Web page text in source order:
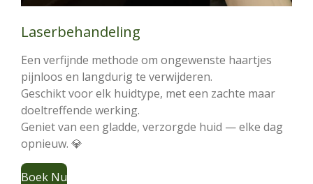
Laserbehandeling
Een verfijnde methode om ongewenste haartjes
pijnloos en langdurig te verwijderen.
Geschikt voor elk huidtype, met een zachte maar
doeltreffende werking.
Geniet van een gladde, verzorgde huid — elke dag
opnieuw. 💎
Boek Nu